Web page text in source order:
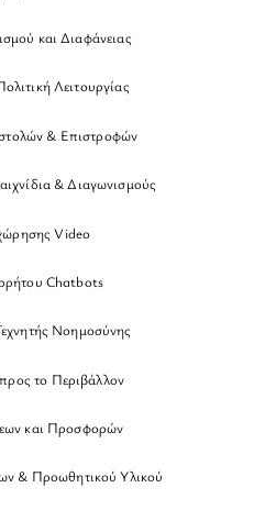
και Διαφάνειας
Λειτουργίας
& Επιστροφών
& Διαγωνισμούς
Video
Chatbots
Νοημοσύνης
το Περιβάλλον
και Προσφορών
& Προωθητικού Υλικού